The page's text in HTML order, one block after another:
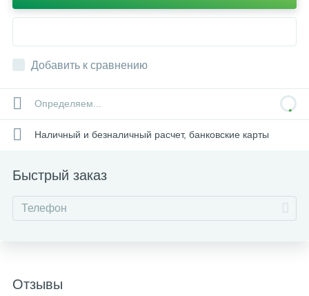
Добавить к сравнению
Определяем...
Наличный и безналичный расчет, банковские карты
Быстрый заказ
Отзывы